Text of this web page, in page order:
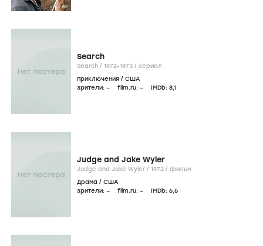
Search
Search / 1972-1973 / сериал
приключения / США
зрители: – film.ru: – IMDb: 8,1
Judge and Jake Wyler
Judge and Jake Wyler / 1972 / фильм
драма / США
зрители: – film.ru: – IMDb: 6,6